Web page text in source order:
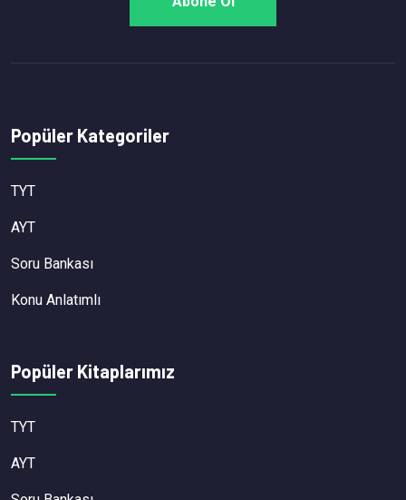
Popüler Kategoriler
TYT
AYT
Soru Bankası
Konu Anlatımlı
Popüler Kitaplarımız
TYT
AYT